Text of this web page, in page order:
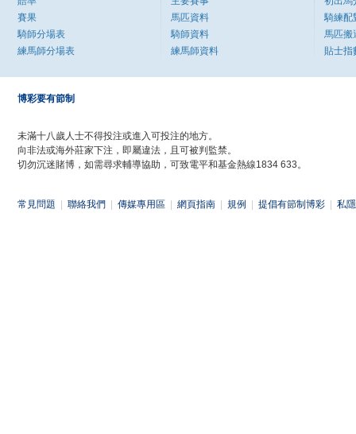
賽果
騎師分場表
練馬師分場表
馬匹資料
騎師資料
練馬師資料
騎練配
馬匹搬
貼士指
博彩要有節制
未滿十八歲人士不得投注或進入可投注的地方。
向非法或海外莊家下注，即屬違法，且可被判監禁。
切勿沉迷賭博，如需尋求輔導協助，可致電平和基金熱線1834 633。
常見問題 聯絡我們 傳媒專用區 網頁指南 規例 提倡有節制博彩 私